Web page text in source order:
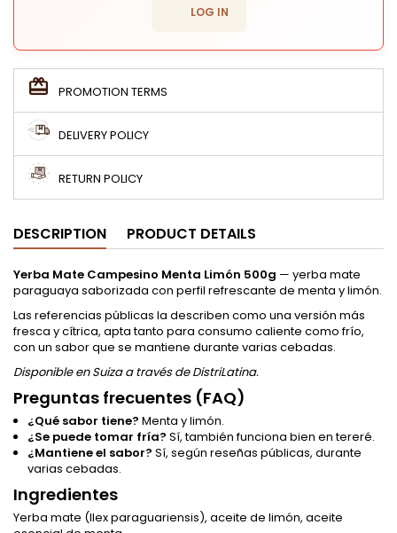
login
LOG IN
PROMOTION TERMS
DELIVERY POLICY
RETURN POLICY
DESCRIPTION PRODUCT DETAILS
Yerba Mate Campesino Menta Limón 500g — yerba mate
paraguaya saborizada con perfil refrescante de menta y limón.
Las referencias públicas la describen como una versión más
fresca y cítrica, apta tanto para consumo caliente como frío,
con un sabor que se mantiene durante varias cebadas.
Disponible en Suiza a través de DistriLatina.
Preguntas frecuentes (FAQ)
¿Qué sabor tiene? Menta y limón.
¿Se puede tomar fría? Sí, también funciona bien en tereré.
¿Mantiene el sabor? Sí, según reseñas públicas, durante
varias cebadas.
Ingredientes
Yerba mate (Ilex paraguariensis), aceite de limón, aceite